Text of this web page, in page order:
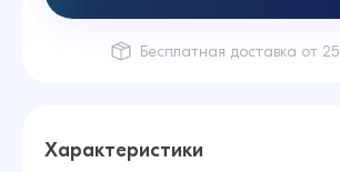
Характеристики
Бесплатная доставка от